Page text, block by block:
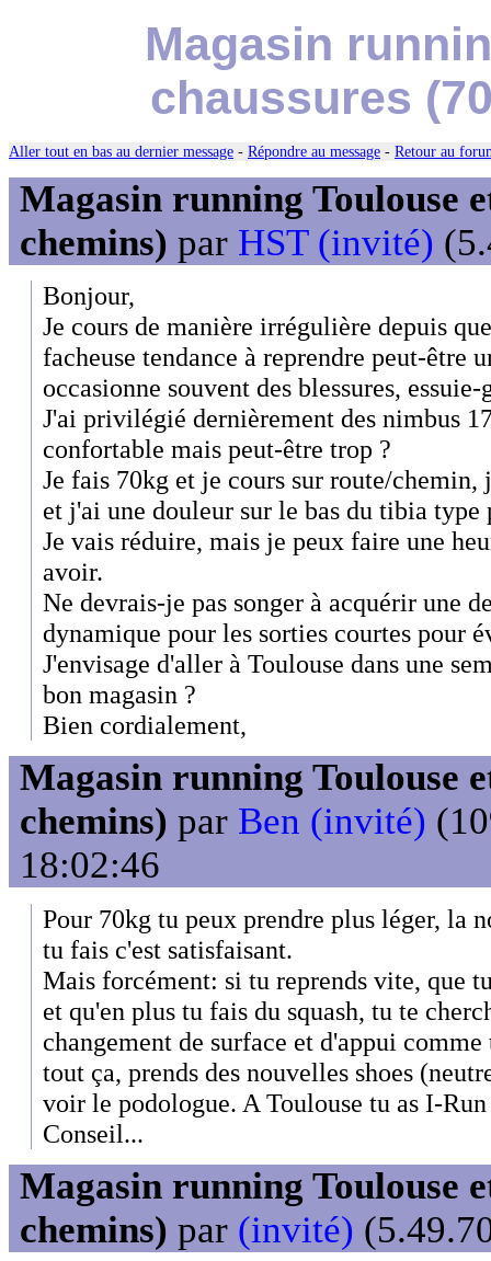
Magasin
chaussures
Aller tout en bas au dernier message - Répondre au message - Retour au
Magasin running Toulouse
chemins) par HST (invité)
Bonjour,
Je cours de manière irrégulière depuis
facheuse tendance à reprendre peut-être
occasionne souvent des blessures,
J'ai privilégié dernièrement des nimbus
confortable mais peut-être trop ?
Je fais 70kg et je cours sur route/chemin,
et j'ai une douleur sur le bas du tibia type
Je vais réduire, mais je peux faire une
avoir.
Ne devrais-je pas songer à acquérir une
dynamique pour les sorties courtes pour
J'envisage d'aller à Toulouse dans une
bon magasin ?
Bien cordialement,
Magasin running Toulouse
chemins) par Ben (invité)
18:02:46
Pour 70kg tu peux prendre plus léger, la
tu fais c'est satisfaisant.
Mais forcément: si tu reprends vite, que
et qu'en plus tu fais du squash, tu te
changement de surface et d'appui
tout ça, prends des nouvelles shoes
voir le podologue. A Toulouse tu as I-
Conseil...
Magasin running Toulouse
chemins) par (invité)